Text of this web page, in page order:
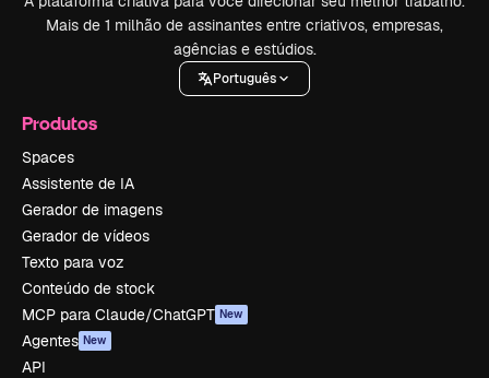
Mais de 1 milhão de assinantes entre criativos, empresas,
agências e estúdios.
Português
Produtos
Spaces
Assistente de IA
Gerador de imagens
Gerador de vídeos
Texto para voz
Conteúdo de stock
MCP para Claude/ChatGPT New
Agentes New
API